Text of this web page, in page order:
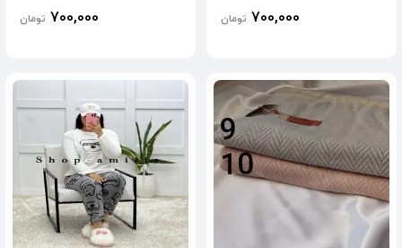
700,000 تومان 700,000 تومان